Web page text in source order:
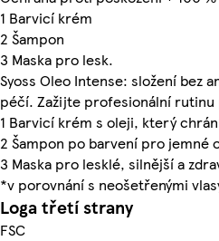
1 Barvicí krém
2 Šampon
3 Maska pro lesk.
Syoss Oleo Intense: složení bez
péčí. Zažijte profesionální
1 Barvicí krém s oleji, který
2 Šampon po barvení pro jemné
3 Maska pro lesklé, silnější a
*v porovnání s neošetřenými
Loga třetí strany
FSC